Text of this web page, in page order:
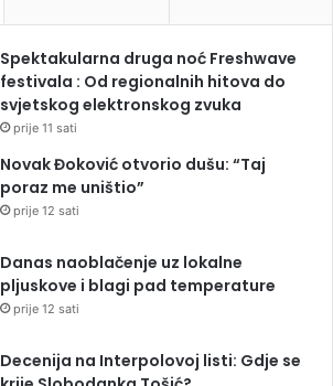
Spektakularna druga noć Freshwave
festivala : Od regionalnih hitova do
svjetskog elektronskog zvuka
prije 11 sati
Novak Đoković otvorio dušu: “Taj
poraz me uništio”
prije 12 sati
Danas naoblačenje uz lokalne
pljuskove i blagi pad temperature
prije 12 sati
Decenija na Interpolovoj listi: Gdje se